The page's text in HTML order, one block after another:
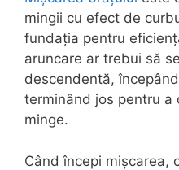
mingii cu efect de
fundația pentru
aruncare ar trebui să
descendentă,
terminând jos pentru a
minge.
Când începi mișcarea,